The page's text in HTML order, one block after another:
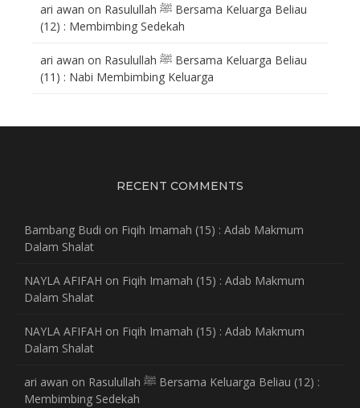
ari awan on Rasulullah ﷺ Bersama Keluarga Beliau
(12) : Membimbing Sedekah
ari awan on Rasulullah ﷺ Bersama Keluarga Beliau
(11) : Nabi Membimbing Keluarga
RECENT COMMENTS
Bambang Budi on Fiqih Imamah (15) : Adab Makmum
Dalam Shalat
NAYLA AFIFAH on Fiqih Imamah (15) : Adab Makmum
Dalam Shalat
NAYLA AFIFAH on Fiqih Imamah (15) : Adab Makmum
Dalam Shalat
ari awan on Rasulullah ﷺ Bersama Keluarga Beliau (12) :
Membimbing Sedekah